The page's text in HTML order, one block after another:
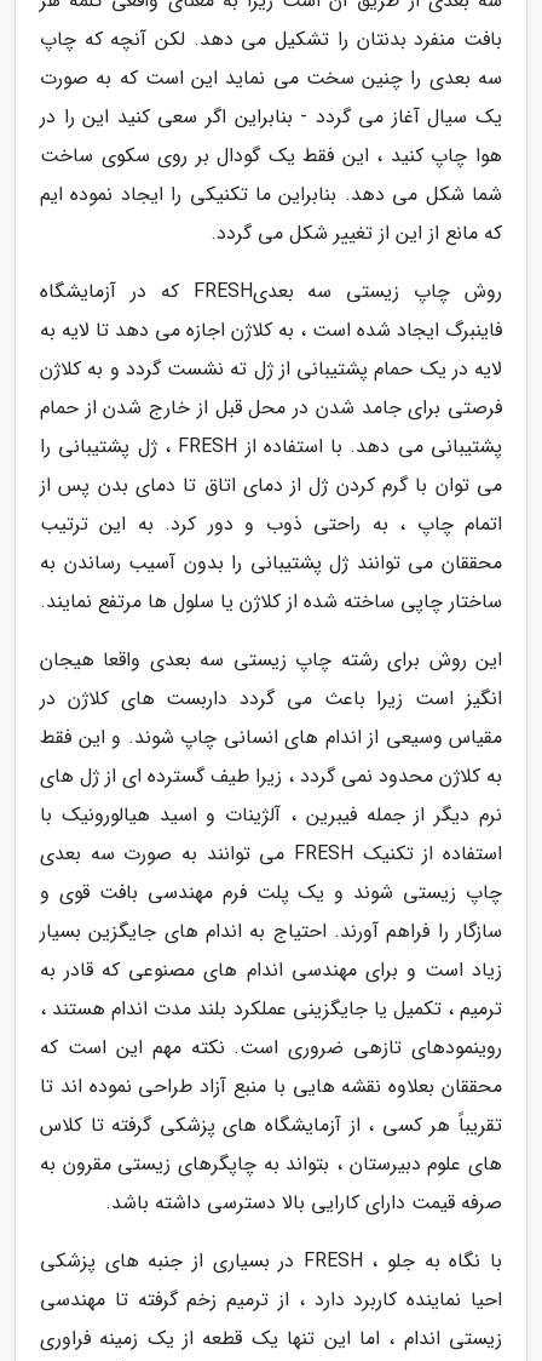
بافت منفرد بدنتان را تشکیل می دهد. لکن آنچه که چاپ
سه بعدی را چنین سخت می نماید این است که به صورت
یک سیال آغاز می گردد - بنابراین اگر سعی کنید این را در
هوا چاپ کنید ، این فقط یک گودال بر روی سکوی ساخت
شما شکل می دهد. بنابراین ما تکنیکی را ایجاد نموده ایم
که مانع از این از تغییر شکل می گردد.
روش چاپ زیستی سه بعدیFRESH که در آزمایشگاه
فاینبرگ ایجاد شده است ، به کلاژن اجازه می دهد تا لایه به
لایه در یک حمام پشتیبانی از ژل ته نشست گردد و به کلاژن
فرصتی برای جامد شدن در محل قبل از خارج شدن از حمام
پشتیبانی می دهد. با استفاده از FRESH ، ژل پشتیبانی را
می توان با گرم کردن ژل از دمای اتاق تا دمای بدن پس از
اتمام چاپ ، به راحتی ذوب و دور کرد. به این ترتیب
محققان می توانند ژل پشتیبانی را بدون آسیب رساندن به
ساختار چاپی ساخته شده از کلاژن یا سلول ها مرتفع نمایند.
این روش برای رشته چاپ زیستی سه بعدی واقعا هیجان
انگیز است زیرا باعث می گردد داربست های کلاژن در
مقیاس وسیعی از اندام های انسانی چاپ شوند. و این فقط
به کلاژن محدود نمی گردد ، زیرا طیف گسترده ای از ژل های
نرم دیگر از جمله فیبرین ، آلژینات و اسید هیالورونیک با
استفاده از تکنیک FRESH می توانند به صورت سه بعدی
چاپ زیستی شوند و یک پلت فرم مهندسی بافت قوی و
سازگار را فراهم آورند. احتیاج به اندام های جایگزین بسیار
زیاد است و برای مهندسی اندام های مصنوعی که قادر به
ترمیم ، تکمیل یا جایگزینی عملکرد بلند مدت اندام هستند ،
روینمودهای تازهی ضروری است. نکته مهم این است که
محققان بعلاوه نقشه هایی با منبع آزاد طراحی نموده اند تا
تقریباً هر کسی ، از آزمایشگاه های پزشکی گرفته تا کلاس
های علوم دبیرستان ، بتواند به چاپگرهای زیستی مقرون به
صرفه قیمت دارای کارایی بالا دسترسی داشته باشد.
با نگاه به جلو ، FRESH در بسیاری از جنبه های پزشکی
احیا نماینده کاربرد دارد ، از ترمیم زخم گرفته تا مهندسی
زیستی اندام ، اما این تنها یک قطعه از یک زمینه فراوری